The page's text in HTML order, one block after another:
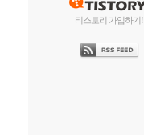
티스토리 가입하기!